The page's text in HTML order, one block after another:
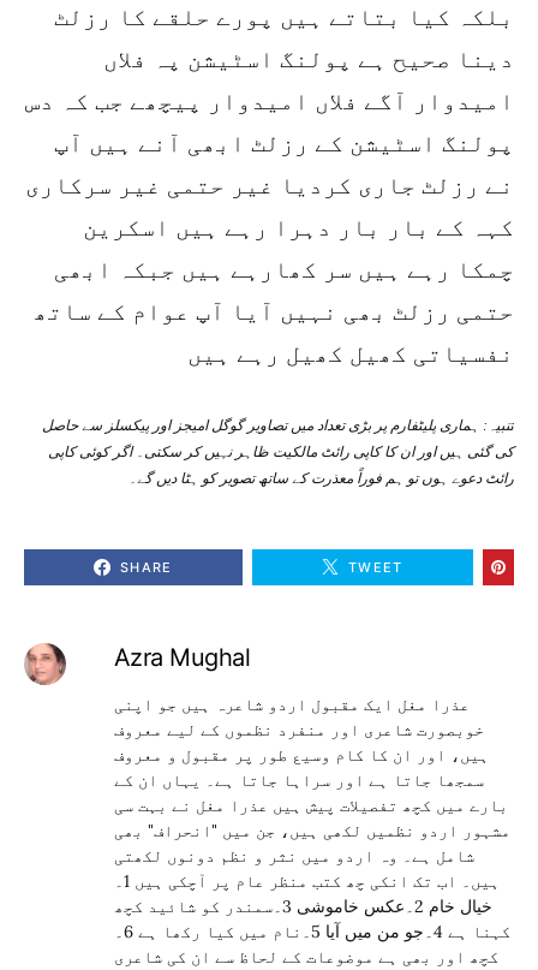
بلکہ کیا بتاتے ہیں پورے حلقے کا رزلٹ
دینا صحیح ہے پولنگ اسٹیشن پہ فلاں
امیدوار آگے فلاں امیدوار پیچھے جب کہ دس
پولنگ اسٹیشن کے رزلٹ ابھی آنے ہیں آپ
نے رزلٹ جاری کردیا غیر حتمی غیر سرکاری
کہہ کے بار بار دہرا رہے ہیں اسکرین
چمکا رہے ہیں سر کھارہے ہیں جبکہ ابھی
حتمی رزلٹ بھی نہیں آیا آپ عوام کے ساتھ
نفسیاتی کھیل کھیل رہے ہیں
تنبیہ: ہماری پلیٹفارم پر بڑی تعداد میں تصاویر گوگل امیجز اور پیکسلز سے حاصل
کی گئی ہیں اور ان کا کاپی رائٹ مالکیت ظاہر نہیں کر سکتی۔ اگر کوئی کاپی
رائٹ دعوے ہوں تو ہم فوراً معذرت کے ساتھ تصویر کو ہٹا دیں گے۔
SHARE TWEET
Azra Mughal
عذرا مغل ایک مقبول اردو شاعرہ ہیں جو اپنی
خوبصورت شاعری اور منفرد نظموں کے لیے معروف
ہیں، اور ان کا کام وسیع طور پر مقبول و معروف
سمجھا جاتا ہے اور سراہا جاتا ہے۔ یہاں ان کے
بارے میں کچھ تفصیلات پیش ہیں عذرا مغل نے بہت سی
مشہور اردو نظمیں لکھی ہیں، جن میں "انحراف" بھی
شامل ہے۔ وہ اردو میں نثر و نظم دونوں لکھتی
ہیں۔ اب تک انکی چھ کتب منظر عام پر آچکی ہیں 1۔
خیال خام 2۔عکس خاموشی 3۔سمندر کو شائید کچھ
کہنا ہے 4۔جو من میں آیا 5۔نام میں کیا رکھا ہے 6۔
کچھ اور بھی ہے موضوعات کے لحاظ سے ان کی شاعری